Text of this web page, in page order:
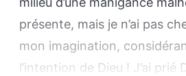
présente, mais je n’ai pas
mon imagination,
l’intention de Dieu ! J’ai